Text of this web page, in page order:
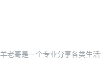
羊老哥是一个专业分享各类生